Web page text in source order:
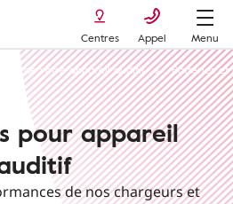
Centres Appel
Menu
de votre appareil auditif Batteries et
pour appareil
de nos chargeurs et